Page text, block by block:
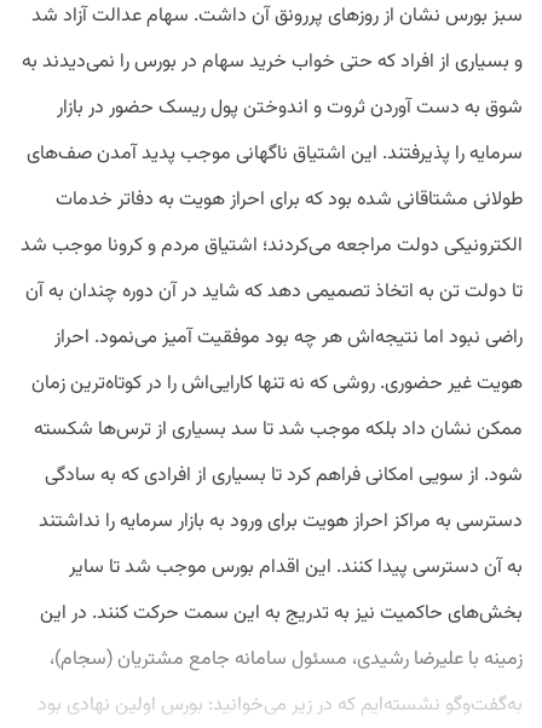
سبز بورس نشان از روزهای پررونق آن داشت. سهام عدالت آزاد شد
و بسیاری از افراد که حتی خواب خرید سهام در بورس را نمی‌دیدند به
شوق به دست آوردن ثروت و اندوختن پول ریسک حضور در بازار
سرمایه را پذیرفتند. این اشتیاق ناگهانی موجب پدید آمدن صف‌های
طولانی مشتاقانی شده بود که برای احراز هویت به دفاتر خدمات
الکترونیکی دولت مراجعه می‌کردند؛ اشتیاق مردم و کرونا موجب شد
تا دولت تن به اتخاذ تصمیمی دهد که شاید در آن دوره چندان به آن
راضی نبود اما نتیجه‌اش هر چه بود موفقیت آمیز می‌نمود. احراز
هویت غیر حضوری. روشی که نه تنها کارایی‌اش را در کوتاه‌ترین زمان
ممکن نشان داد بلکه موجب شد تا سد بسیاری از ترس‌ها شکسته
شود. از سویی امکانی فراهم کرد تا بسیاری از افرادی که به سادگی
دسترسی به مراکز احراز هویت برای ورود به بازار سرمایه را نداشتند
به آن دسترسی پیدا کنند. این اقدام بورس موجب شد تا سایر
بخش‌های حاکمیت نیز به تدریج به این سمت حرکت کنند. در این
زمینه با علیرضا رشیدی، مسئول سامانه جامع مشتریان (سجام)،
به‌گفت‌وگو نشسته‌ایم که در زیر می‌خوانید: بورس اولین نهادی بود